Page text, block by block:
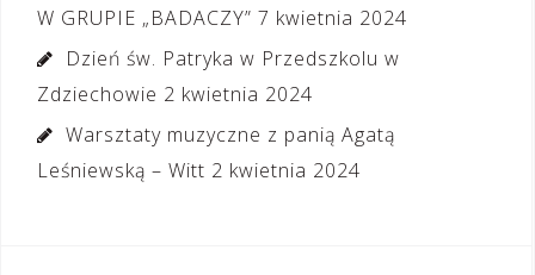
W GRUPIE „BADACZY” 7 kwietnia 2024
Dzień św. Patryka w Przedszkolu w
Zdziechowie 2 kwietnia 2024
Warsztaty muzyczne z panią Agatą
Leśniewską – Witt 2 kwietnia 2024